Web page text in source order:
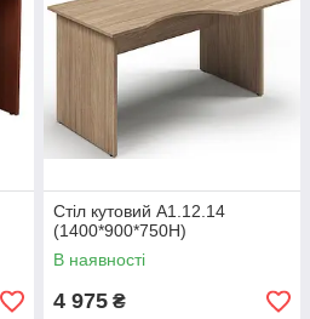
Стіл кутовий А1.12.14
(1400*900*750H)
В наявності
4 975 ₴